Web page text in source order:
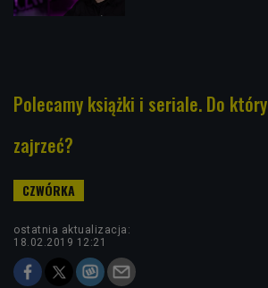
Polecamy książki i seriale. Do
zajrzeć?
ostatnia aktualizacja:
18.02.2019 12:21